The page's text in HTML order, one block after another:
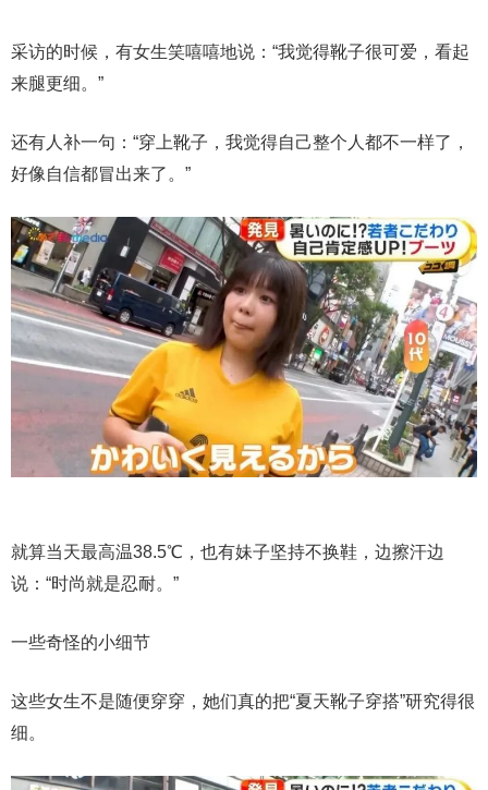
采访的时候，有女生笑嘻嘻地说：“我觉得靴子很可爱，看起
来腿更细。”
还有人补一句：“穿上靴子，我觉得自己整个人都不一样了，
好像自信都冒出来了。”
就算当天最高温38.5℃，也有妹子坚持不换鞋，边擦汗边
说：“时尚就是忍耐。”
一些奇怪的小细节
这些女生不是随便穿穿，她们真的把“夏天靴子穿搭”研究得很
细。